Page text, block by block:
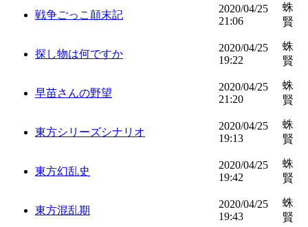
戦争ごっこ顛末記
2020/04/25
21:06
蛛
賢
探し物は何ですか
2020/04/25
19:22
蛛
賢
早苗さんの野望
2020/04/25
21:20
蛛
賢
東方シリーズシナリオ
2020/04/25
19:13
蛛
賢
東方幻乱史
2020/04/25
19:42
蛛
賢
東方混乱期
2020/04/25
19:43
蛛
賢